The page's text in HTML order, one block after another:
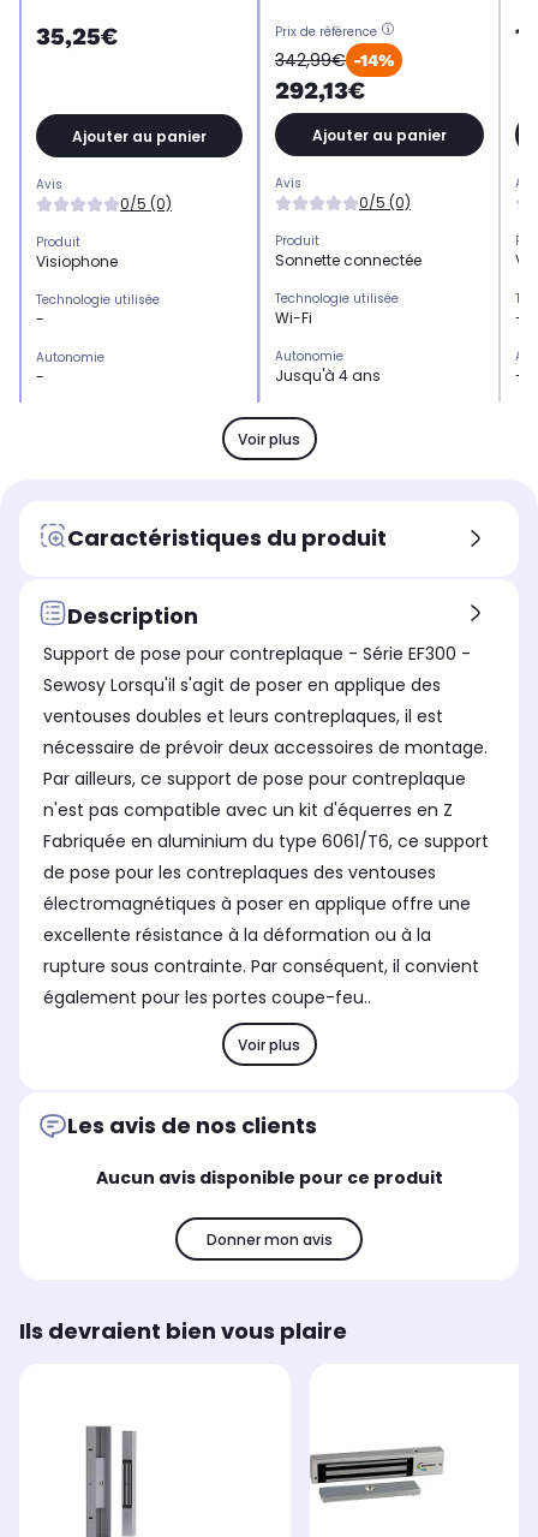
35,25€
Ajouter au panier
Avis
0/5 (0)
Produit
Visiophone
Technologie utilisée
-
Autonomie
-
Utilisation
Fonctionne
-
Non
Bluetooth
Non
Prix de référence
342,99€ -14%
292,13€
Ajouter au panier
Avis
0/5 (0)
Produit
Sonnette connectée
Technologie utilisée
Wi-Fi
Autonomie
Jusqu'à 4 ans
Taille de l'écran
Non
Utilisation
Wifi
Oui
Bluetooth
Non
-
-
Voir plus
Caractéristiques du produit
Description
Support de pose pour contreplaque - Série EF300 -
Sewosy Lorsqu'il s'agit de poser en applique des
ventouses doubles et leurs contreplaques, il est
nécessaire de prévoir deux accessoires de montage.
Par ailleurs, ce support de pose pour contreplaque
n'est pas compatible avec un kit d'équerres en Z
Fabriquée en aluminium du type 6061/T6, ce support
de pose pour les contreplaques des ventouses
électromagnétiques à poser en applique offre une
excellente résistance à la déformation ou à la
rupture sous contrainte. Par conséquent, il convient
également pour les portes coupe-feu..
Voir plus
Les avis de nos clients
Aucun avis disponible pour ce produit
Donner mon avis
Ils devraient bien vous plaire